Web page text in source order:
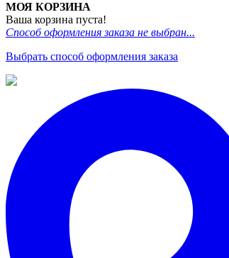
МОЯ КОРЗИНА
Ваша корзина пуста!
Способ оформления заказа не выбран...
Выбрать способ оформления заказа